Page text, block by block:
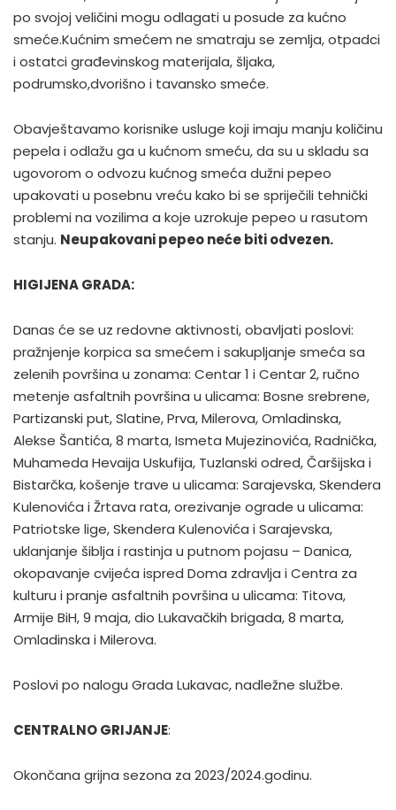
po svojoj veličini mogu odlagati u posude za kućno
smeće.Kućnim smećem ne smatraju se zemlja, otpadci
i ostatci građevinskog materijala, šljaka,
podrumsko,dvorišno i tavansko smeće.
Obavještavamo korisnike usluge koji imaju manju količinu
pepela i odlažu ga u kućnom smeću, da su u skladu sa
ugovorom o odvozu kućnog smeća dužni pepeo
upakovati u posebnu vreću kako bi se spriječili tehnički
problemi na vozilima a koje uzrokuje pepeo u rasutom
stanju. Neupakovani pepeo neće biti odvezen.
HIGIJENA GRADA:
Danas će se uz redovne aktivnosti, obavljati poslovi:
pražnjenje korpica sa smećem i sakupljanje smeća sa
zelenih površina u zonama: Centar 1 i Centar 2, ručno
metenje asfaltnih površina u ulicama: Bosne srebrene,
Partizanski put, Slatine, Prva, Milerova, Omladinska,
Alekse Šantića, 8 marta, Ismeta Mujezinovića, Radnička,
Muhameda Hevaija Uskufija, Tuzlanski odred, Čaršijska i
Bistarčka, košenje trave u ulicama: Sarajevska, Skendera
Kulenovića i Žrtava rata, orezivanje ograde u ulicama:
Patriotske lige, Skendera Kulenovića i Sarajevska,
uklanjanje šiblja i rastinja u putnom pojasu – Danica,
okopavanje cvijeća ispred Doma zdravlja i Centra za
kulturu i pranje asfaltnih površina u ulicama: Titova,
Armije BiH, 9 maja, dio Lukavačkih brigada, 8 marta,
Omladinska i Milerova.
Poslovi po nalogu Grada Lukavac, nadležne službe.
CENTRALNO GRIJANJE:
Okončana grijna sezona za 2023/2024.godinu.